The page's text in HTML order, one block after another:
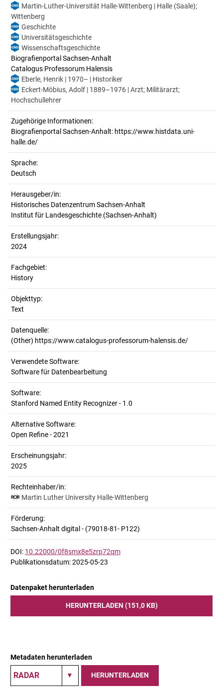
Martin-Luther-Universität Halle-Wittenberg | Halle (Saale);
Wittenberg
Geschichte
Universitätsgeschichte
Wissenschaftsgeschichte
Biografienportal Sachsen-Anhalt
Catalogus Professorum Halensis
Eberle, Henrik | 1970– | Historiker
Eckert-Möbius, Adolf | 1889–1976 | Arzt; Militärarzt;
Hochschullehrer
Zugehörige Informationen:
Biografienportal Sachsen-Anhalt: https://www.histdata.uni-
halle.de/
Sprache:
Deutsch
Herausgeber/in:
Historisches Datenzentrum Sachsen-Anhalt
Institut für Landesgeschichte (Sachsen-Anhalt)
Erstellungsjahr:
2024
Fachgebiet:
History
Objekttyp:
Text
Datenquelle:
(Other) https://www.catalogus-professorum-halensis.de/
Verwendete Software:
Software für Datenbearbeitung
Software:
Stanford Named Entity Recognizer - 1.0
Alternative Software:
Open Refine - 2021
Erscheinungsjahr:
2025
Rechteinhaber/in:
Martin Luther University Halle-Wittenberg
Förderung:
Sachsen-Anhalt digital - (79018-81- P122)
DOI: 10.22000/0f8smx8e5zrp72qm
Publikationsdatum: 2025-05-23
Datenpaket herunterladen
HERUNTERLADEN (151,0 KB)
Metadaten herunterladen
HERUNTERLADEN